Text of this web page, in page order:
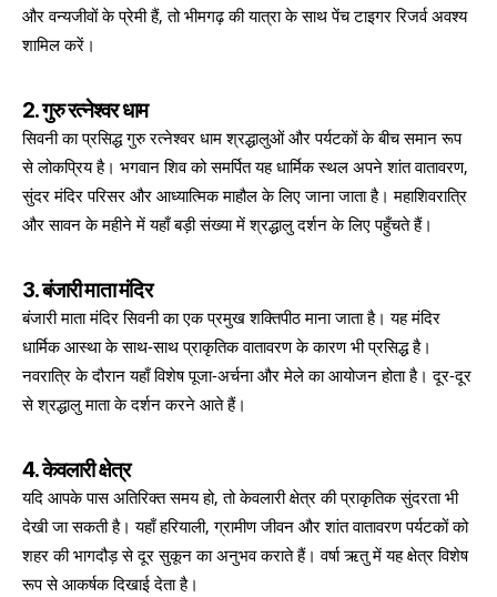
और वन्यजीवों के प्रेमी हैं, तो भीमगढ़ की यात्रा के साथ पेंच टाइगर रिजर्व अवश्य
शामिल करें।
2. गुरु रत्नेश्वर धाम
सिवनी का प्रसिद्ध गुरु रत्नेश्वर धाम श्रद्धालुओं और पर्यटकों के बीच समान रूप
से लोकप्रिय है। भगवान शिव को समर्पित यह धार्मिक स्थल अपने शांत वातावरण,
सुंदर मंदिर परिसर और आध्यात्मिक माहौल के लिए जाना जाता है। महाशिवरात्रि
और सावन के महीने में यहाँ बड़ी संख्या में श्रद्धालु दर्शन के लिए पहुँचते हैं।
3. बंजारी माता मंदिर
बंजारी माता मंदिर सिवनी का एक प्रमुख शक्तिपीठ माना जाता है। यह मंदिर
धार्मिक आस्था के साथ-साथ प्राकृतिक वातावरण के कारण भी प्रसिद्ध है।
नवरात्रि के दौरान यहाँ विशेष पूजा-अर्चना और मेले का आयोजन होता है। दूर-दूर
से श्रद्धालु माता के दर्शन करने आते हैं।
4. केवलारी क्षेत्र
यदि आपके पास अतिरिक्त समय हो, तो केवलारी क्षेत्र की प्राकृतिक सुंदरता भी
देखी जा सकती है। यहाँ हरियाली, ग्रामीण जीवन और शांत वातावरण पर्यटकों को
शहर की भागदौड़ से दूर सुकून का अनुभव कराते हैं। वर्षा ऋतु में यह क्षेत्र विशेष
रूप से आकर्षक दिखाई देता है।